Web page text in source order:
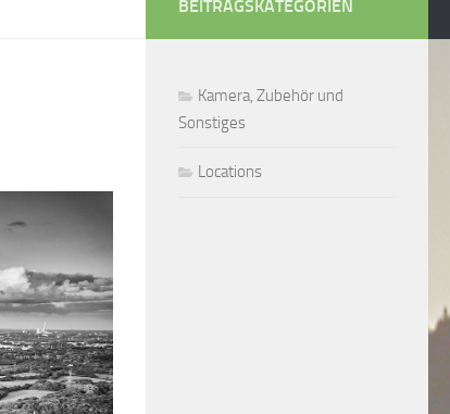
BEITRAGSKATEGORIEN
Kamera, Zubehör und
Sonstiges
Locations